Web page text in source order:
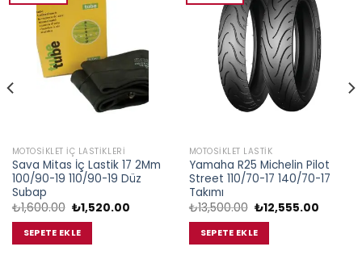
MOTOSIKLET İÇ LASTIKLERI
Sava Mitas İç Lastik 17 2Mm
100/90-19 110/90-19 Düz
Subap
₺1,600.00 Orijinal
fiyat:
₺1,600.00.
₺1,520.00Şu
SEPETE EKLE
MOTOSIKLET LASTIK
Yamaha R25 Michelin Pilot
Street 110/70-17 140/70-17
Takımı
₺13,500.00 Orijinal
fiyat:
₺13,500.00.
₺12,555.00Şu
SEPETE EKLE